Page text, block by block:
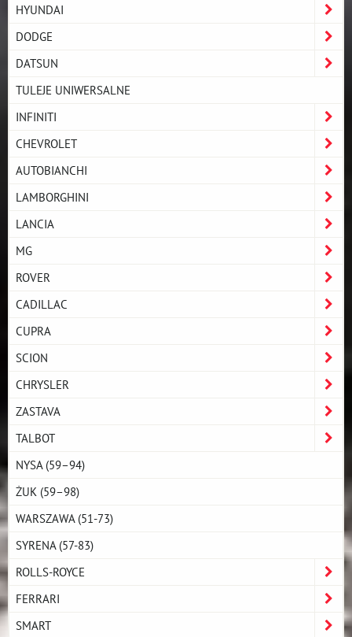
HYUNDAI
DODGE
DATSUN
TULEJE UNIWERSALNE
INFINITI
CHEVROLET
AUTOBIANCHI
LAMBORGHINI
LANCIA
MG
ROVER
CADILLAC
CUPRA
SCION
CHRYSLER
ZASTAVA
TALBOT
NYSA (59–94)
ŻUK (59–98)
WARSZAWA (51-73)
SYRENA (57-83)
ROLLS-ROYCE
FERRARI
SMART